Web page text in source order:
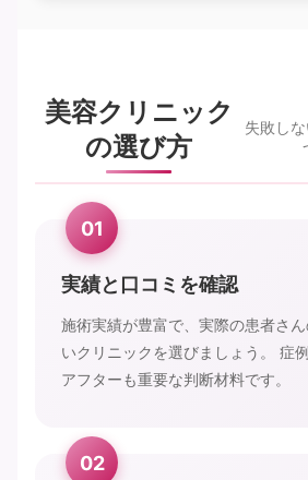
美容クリニック
の選び方
失敗し
01
実績と口コミを確認
施術実績が豊富で、実際の患者さ
いクリニックを選びましょう。 症
アフターも重要な判断材料です。
02